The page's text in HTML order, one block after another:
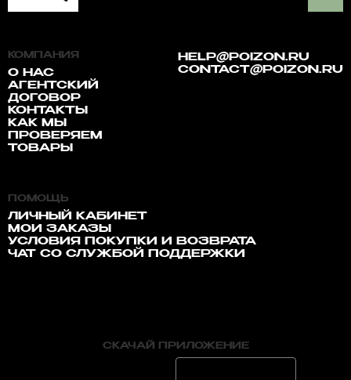
КОМПАНИЯ
О НАС
АГЕНТСКИЙ
ДОГОВОР
КОНТАКТЫ
КАК МЫ
ПРОВЕРЯЕМ
ТОВАРЫ
HELP@POIZON.RU
CONTACT@POIZON.RU
ПОМОЩЬ
ЛИЧНЫЙ КАБИНЕТ
МОИ ЗАКАЗЫ
УСЛОВИЯ ПОКУПКИ И ВОЗВРАТА
ЧАТ СО СЛУЖБОЙ ПОДДЕРЖКИ
СКАЧАЙ ПРИЛОЖЕНИЕ